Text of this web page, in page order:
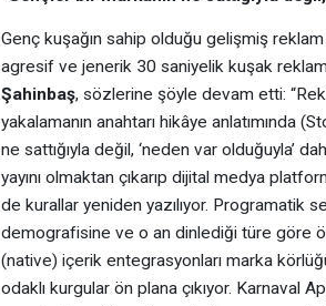
Genç kuşağın sahip olduğu gelişmiş
agresif ve jenerik 30 saniyelik kuşak
Şahinbaş, sözlerine şöyle devam etti:
yakalamanın anahtarı hikâye anlatımında
ne sattığıyla değil, ‘neden var olduğuyla’
yayını olmaktan çıkarıp dijital medya
de kurallar yeniden yazılıyor. Programatik
demografisine ve o an dinlediği türe göre
(native) içerik entegrasyonları marka
odaklı kurgular ön plana çıkıyor. Karnaval